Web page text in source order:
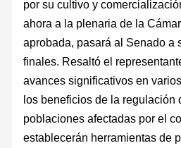
por su cultivo y
ahora a la plenaria de la
aprobada, pasará al Senado a
finales. Resaltó el
avances significativos en
los beneficios de la regulación
poblaciones afectadas por el
establecerán herramientas de